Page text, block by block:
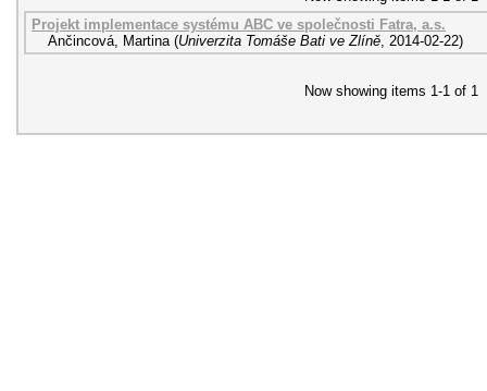
Projekt implementace systému ABC ve společnosti Fatra, a.s.
Ančincová, Martina (Univerzita Tomáše Bati ve Zlíně, 2014-02-22)
Now showing items 1-1 of 1